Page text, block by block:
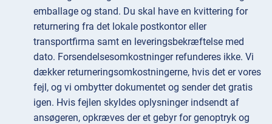
emballage og stand. Du skal have en kvittering for
returnering fra det lokale postkontor eller
transportfirma samt en leveringsbekræftelse med
dato. Forsendelsesomkostninger refunderes ikke. Vi
dækker returneringsomkostningerne, hvis det er vores
fejl, og vi ombytter dokumentet og sender det gratis
igen. Hvis fejlen skyldes oplysninger indsendt af
ansøgeren, opkræves der et gebyr for genoptryk og